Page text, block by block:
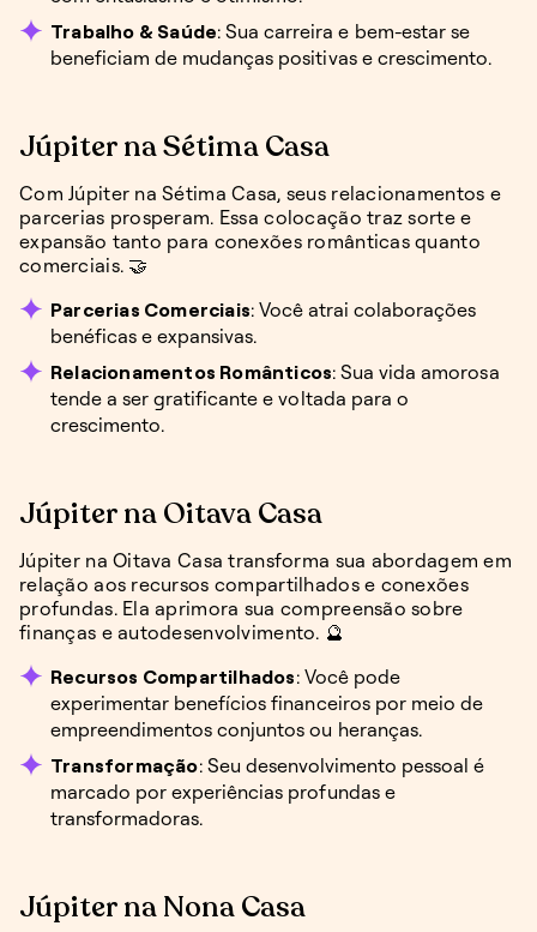
Trabalho & Saúde: Sua carreira e bem-estar se
beneficiam de mudanças positivas e crescimento.
Júpiter na Sétima Casa
Com Júpiter na Sétima Casa, seus relacionamentos e
parcerias prosperam. Essa colocação traz sorte e
expansão tanto para conexões românticas quanto
comerciais. 🤝
Parcerias Comerciais: Você atrai colaborações
benéficas e expansivas.
Relacionamentos Românticos: Sua vida amorosa
tende a ser gratificante e voltada para o
crescimento.
Júpiter na Oitava Casa
Júpiter na Oitava Casa transforma sua abordagem em
relação aos recursos compartilhados e conexões
profundas. Ela aprimora sua compreensão sobre
finanças e autodesenvolvimento. 🔮
Recursos Compartilhados: Você pode
experimentar benefícios financeiros por meio de
empreendimentos conjuntos ou heranças.
Transformação: Seu desenvolvimento pessoal é
marcado por experiências profundas e
transformadoras.
Júpiter na Nona Casa